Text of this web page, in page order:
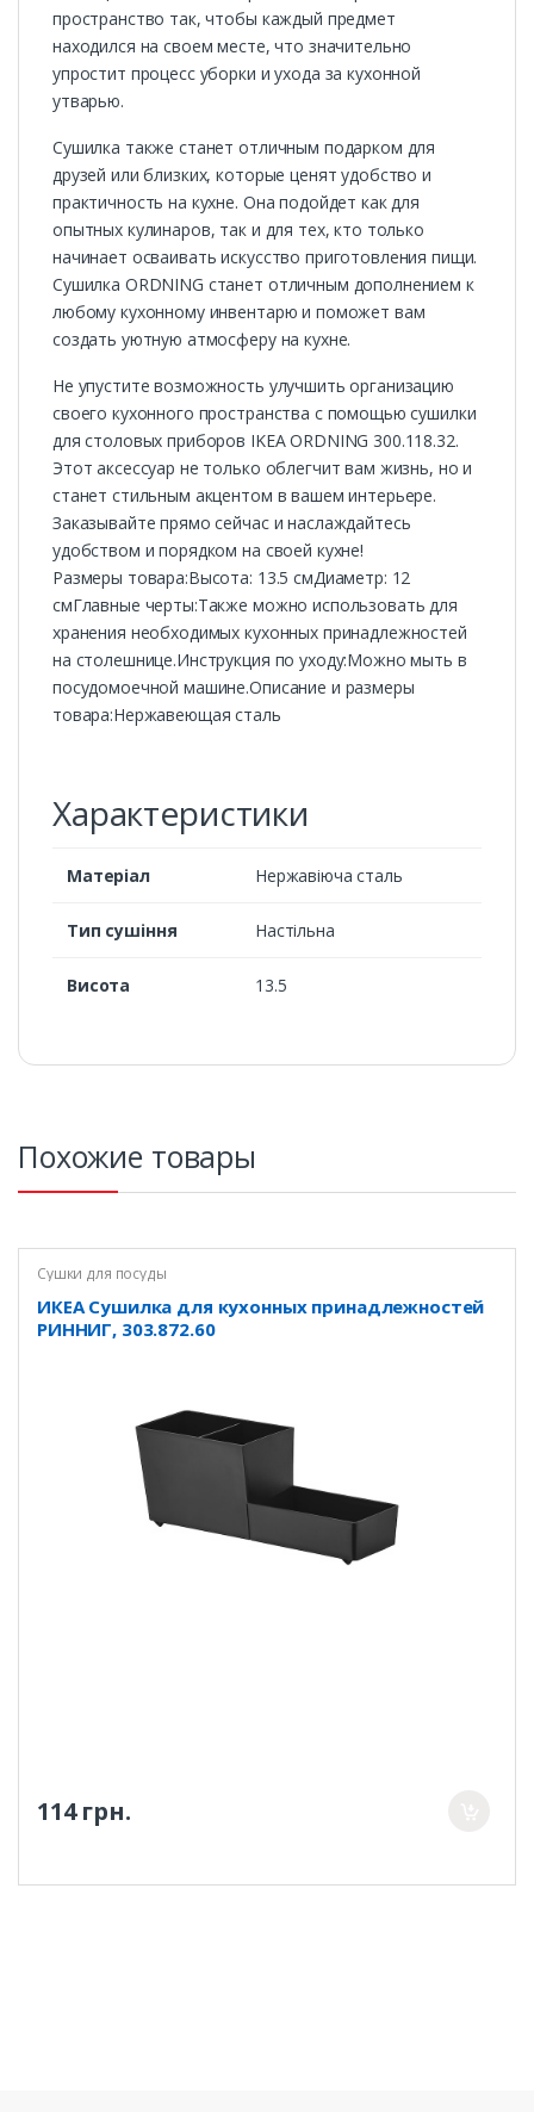
пространство так, чтобы каждый предмет
находился на своем месте, что значительно
упростит процесс уборки и ухода за кухонной
утварью.
Сушилка также станет отличным подарком для
друзей или близких, которые ценят удобство и
практичность на кухне. Она подойдет как для
опытных кулинаров, так и для тех, кто только
начинает осваивать искусство приготовления пищи.
Сушилка ORDNING станет отличным дополнением к
любому кухонному инвентарю и поможет вам
создать уютную атмосферу на кухне.
Не упустите возможность улучшить организацию
своего кухонного пространства с помощью сушилки
для столовых приборов IKEA ORDNING 300.118.32.
Этот аксессуар не только облегчит вам жизнь, но и
станет стильным акцентом в вашем интерьере.
Заказывайте прямо сейчас и наслаждайтесь
удобством и порядком на своей кухне!
Размеры товара:Высота: 13.5 смДиаметр: 12
смГлавные черты:Также можно использовать для
хранения необходимых кухонных принадлежностей
на столешнице.Инструкция по уходу:Можно мыть в
посудомоечной машине.Описание и размеры
товара:Нержавеющая сталь
Характеристики
Матеріал Нержавіюча сталь
Тип сушіння Настільна
Висота 13.5
Похожие товары
Сушки для посуды
ИКЕА Сушилка для кухонных принадлежностей
РИННИГ, 303.872.60
114 грн.